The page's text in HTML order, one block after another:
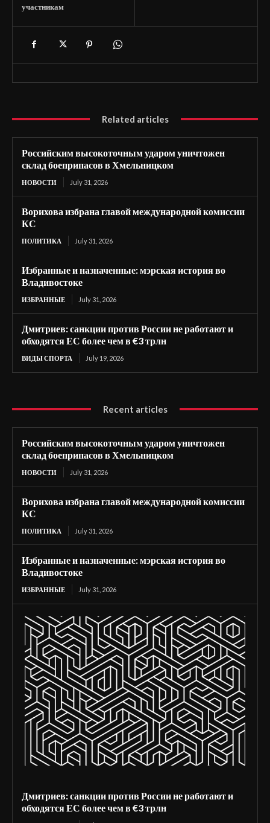
участникам
Related articles
Российским высокоточным ударом уничтожен
склад боеприпасов в Хмельницком
НОВОСТИ July 31, 2026
Ворихова избрана главой международной комиссии
КС
ПОЛИТИКА July 31, 2026
Избранные и назначенные: мэрская история во
Владивостоке
ИЗБРАННЫЕ July 31, 2026
Дмитриев: санкции против России не работают и
обходятся ЕС более чем в €3 трлн
ВИДЫ СПОРТА July 19, 2026
Recent articles
Российским высокоточным ударом уничтожен
склад боеприпасов в Хмельницком
НОВОСТИ July 31, 2026
Ворихова избрана главой международной комиссии
КС
ПОЛИТИКА July 31, 2026
Избранные и назначенные: мэрская история во
Владивостоке
ИЗБРАННЫЕ July 31, 2026
Дмитриев: санкции против России не работают и
обходятся ЕС более чем в €3 трлн